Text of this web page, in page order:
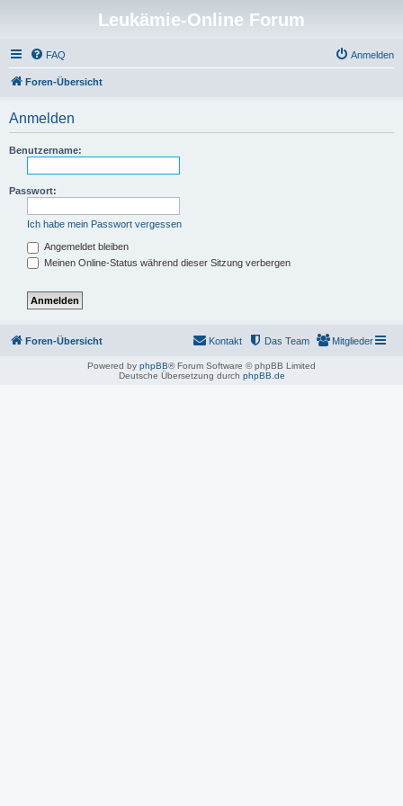
Leukämie-Online Forum
FAQ Anmelden
Foren-Übersicht
Anmelden
Benutzername:
Passwort:
Ich habe mein Passwort vergessen
Angemeldet bleiben
Meinen Online-Status während dieser Sitzung verbergen
Foren-Übersicht Mitglieder
Das Team
Kontakt
Powered by phpBB® Forum Software © phpBB Limited
Deutsche Übersetzung durch phpBB.de